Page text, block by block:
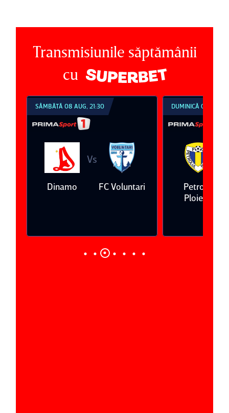
Transmisiunile săptămânii
cu
SÂMBĂTĂ 08 AUG, 21:30
Dinamo
Vs
FC Voluntari
DUMINICĂ 09 AUG,
Petrolul
Ploieşti